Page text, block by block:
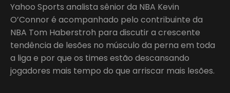
Yahoo Sports analista sênior da NBA Kevin
O’Connor é acompanhado pelo contribuinte da
NBA Tom Haberstroh para discutir a crescente
tendência de lesões no músculo da perna em toda
a liga e por que os times estão descansando
jogadores mais tempo do que arriscar mais lesões.